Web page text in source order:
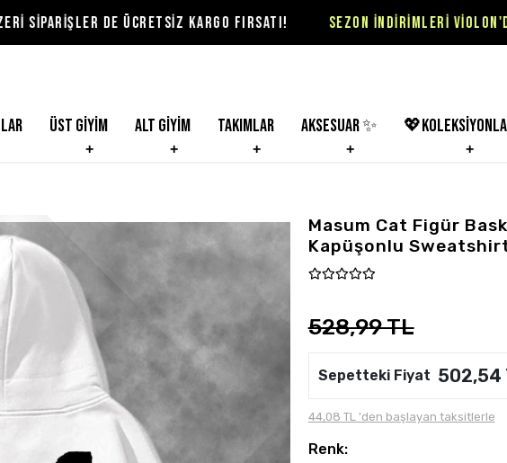
DE ÜCRETSİZ KARGO FIRSATI! SEZON İNDİRİMLERİ VİOLON'DA BAŞLADI
Üst Giyim Alt Giyim Takımlar Aksesuar ✨
Masum Cat Figür
Kapüşonlu
528,99 TL
Sepetteki Fiyat 502,54
44,08 TL 'den başlayan taksitlerle
Renk: